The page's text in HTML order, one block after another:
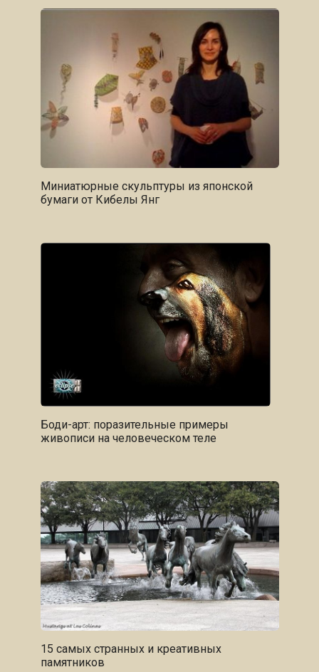
Миниатюрные скульптуры из японской
бумаги от Кибелы Янг
Боди-арт: поразительные примеры
живописи на человеческом теле
15 самых странных и креативных
памятников